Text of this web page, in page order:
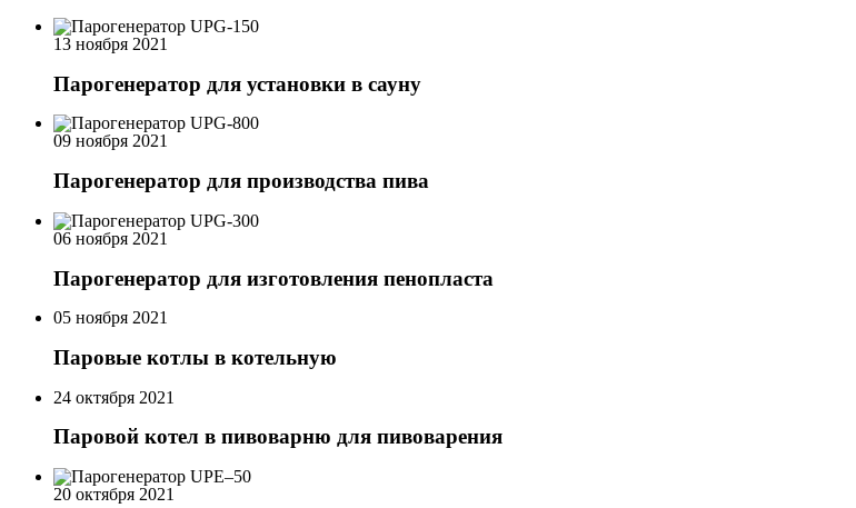
13 ноября 2021
Парогенератор для установки в сауну
09 ноября 2021
Парогенератор для производства пива
06 ноября 2021
Парогенератор для изготовления пенопласта
05 ноября 2021
Паровые котлы в котельную
24 октября 2021
Паровой котел в пивоварню для пивоварения
20 октября 2021